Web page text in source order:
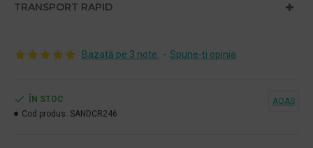
TRANSPORT RAPID
Bazată pe 3 note. - Spune-ţi opinia
ÎN STOC
Cod produs: SANDCR246
AQAS